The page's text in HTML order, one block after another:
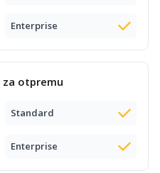
Enterprise
za otpremu
Standard
Enterprise